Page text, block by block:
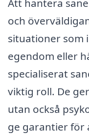
Att hantera
och
situationer som
egendom eller
specialiserat
viktig roll. De
utan också
ge garantier för